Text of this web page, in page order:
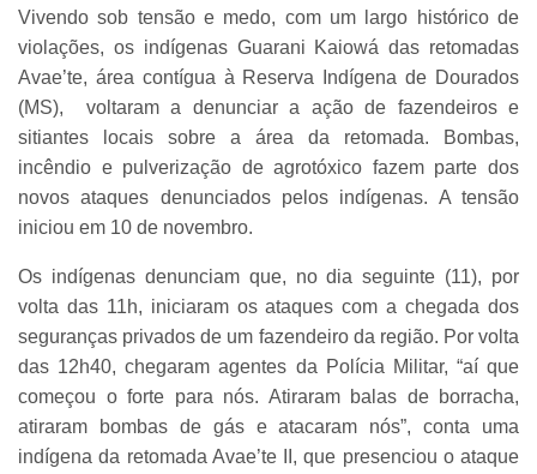
Vivendo sob tensão e medo, com um largo histórico de
violações, os indígenas Guarani Kaiowá das retomadas
Avae’te, área contígua à Reserva Indígena de Dourados
(MS), voltaram a denunciar a ação de fazendeiros e
sitiantes locais sobre a área da retomada. Bombas,
incêndio e pulverização de agrotóxico fazem parte dos
novos ataques denunciados pelos indígenas. A tensão
iniciou em 10 de novembro.
Os indígenas denunciam que, no dia seguinte (11), por
volta das 11h, iniciaram os ataques com a chegada dos
seguranças privados de um fazendeiro da região. Por volta
das 12h40, chegaram agentes da Polícia Militar, “aí que
começou o forte para nós. Atiraram balas de borracha,
atiraram bombas de gás e atacaram nós”, conta uma
indígena da retomada Avae’te II, que presenciou o ataque